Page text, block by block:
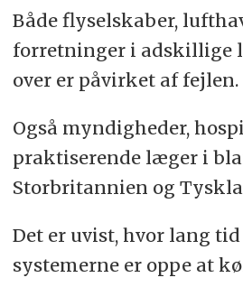
Både flyselskaber,
forretninger i adskillige
over er påvirket af fejlen.
Også myndigheder,
praktiserende læger i
Storbritannien og
Det er uvist, hvor lang
systemerne er oppe at